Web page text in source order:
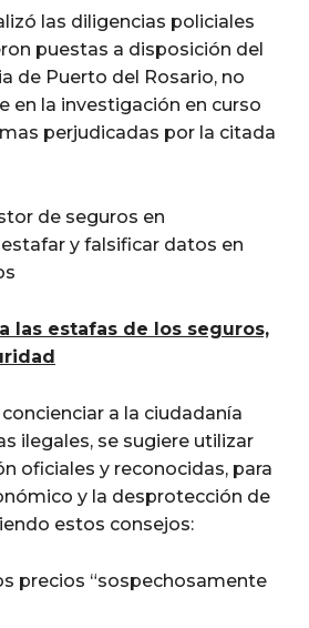
las diligencias policiales
puestas a disposición del
de Puerto del Rosario, no
en la investigación en curso
perjudicadas por la citada
de seguros en
y falsificar datos en
las estafas de los seguros,
a la ciudadanía
ilegales, se sugiere utilizar
oficiales y reconocidas, para
y la desprotección de
estos consejos:
precios “sospechosamente